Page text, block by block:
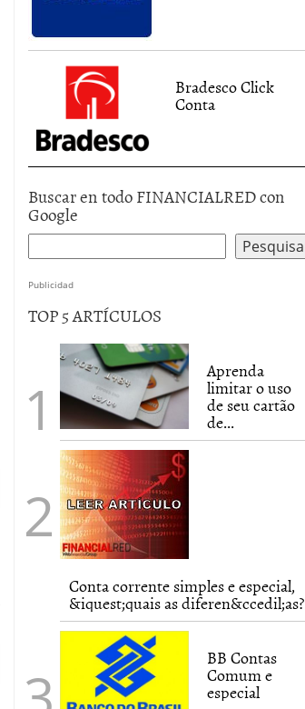
Bradesco Click
Conta
Buscar en todo FINANCIALRED con
Google
Publicidad
TOP 5 ARTÍCULOS
Aprenda
limitar o uso
de seu cartão
de...
Conta corrente simples e especial,
&iquest;quais as diferen&ccedil;as?
BB Contas
Comum e
especial